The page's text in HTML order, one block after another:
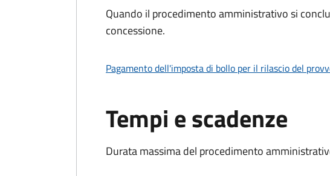
Quando il procedimento amministrativo si
concessione.
Pagamento dell'imposta di bollo per il rilascio del
Tempi e scadenze
Durata massima del procedimento